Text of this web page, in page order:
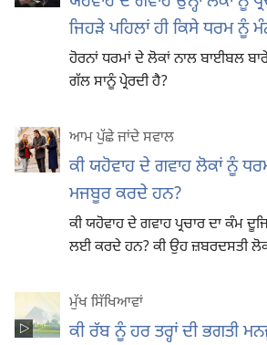
ਜਿਹੜੇ ਪਹਿਲਾਂ ਹੀ ਕਿਸੇ ਧਰਮ ਨੂੰ
ਹੋਰਨਾਂ ਧਰਮਾਂ ਦੇ ਲੋਕਾਂ ਨਾਲ ਬਾਈਬਲ
ਗੱਲ ਸਾਨੂੰ ਪ੍ਰੇਰਦੀ ਹੈ?
ਆਮ ਪੁੱਛੇ ਜਾਂਦੇ ਸਵਾਲ
ਕੀ ਯਹੋਵਾਹ ਦੇ ਗਵਾਹ ਲੋਕਾਂ ਨੂੰ
ਮਜਬੂਰ ਕਰਦੇ ਹਨ?
ਕੀ ਯਹੋਵਾਹ ਦੇ ਗਵਾਹ ਪ੍ਰਚਾਰ ਦਾ ਕੰਮ
ਲਈ ਕਰਦੇ ਹਨ? ਕੀ ਉਹ ਜ਼ਬਰਦਸਤੀ
ਮੁੱਖ ਸਿੱਖਿਆਵਾਂ
ਕੀ ਰੱਬ ਨੂੰ ਹਰ ਤਰ੍ਹਾਂ ਦੀ ਭਗਤੀ